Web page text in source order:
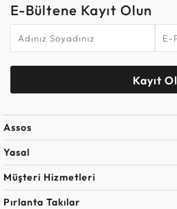
E-Bültene Kayıt Olun
Kayıt Ol
Assos
Yasal
Müşteri Hizmetleri
Pırlanta Takılar